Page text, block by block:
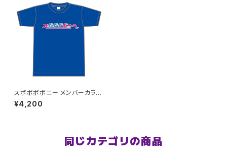
スポポポポニー メンバーカラー
シンプルデザイン ロゴTシャツ
ブルー XXL〜XXXLサイズ
¥4,200
同じカテゴリの商品